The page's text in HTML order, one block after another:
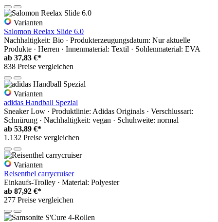
Varianten
Salomon Reelax Slide 6.0
Nachhaltigkeit: Bio · Produkterzeugungsdatum: Nur aktuelle
Produkte · Herren · Innenmaterial: Textil · Sohlenmaterial: EVA
ab 37,83 €*
838 Preise vergleichen
Varianten
adidas Handball Spezial
Sneaker Low · Produktlinie: Adidas Originals · Verschlussart:
Schnürung · Nachhaltigkeit: vegan · Schuhweite: normal
ab 53,89 €*
1.132 Preise vergleichen
Varianten
Reisenthel carrycruiser
Einkaufs-Trolley · Material: Polyester
ab 87,92 €*
277 Preise vergleichen